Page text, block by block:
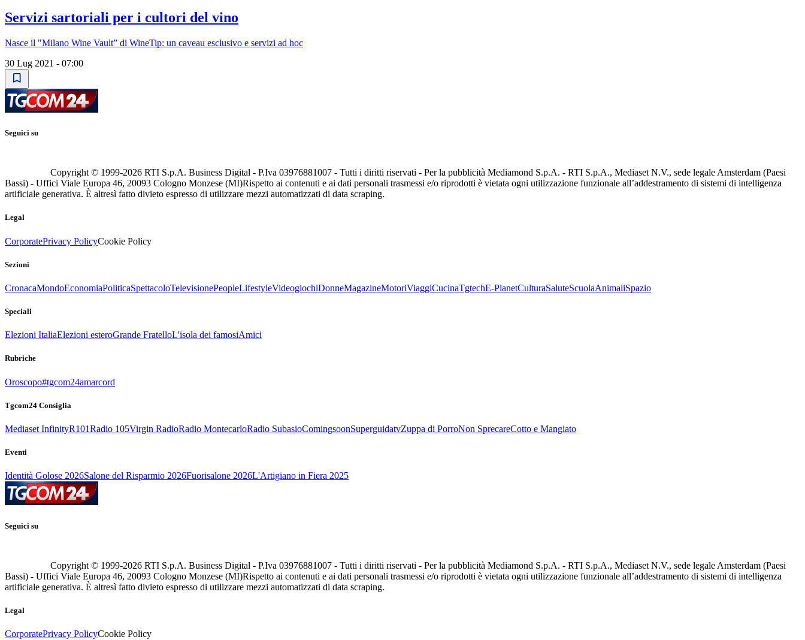
Servizi sartoriali per i cultori del vino
Nasce il "Milano Wine Vault” di WineTip: un caveau esclusivo e servizi ad hoc
30 Lug 2021 - 07:00
Seguici su
Copyright © 1999-2026 RTI S.p.A. Business Digital - P.Iva 03976881007 - Tutti i diritti riservati - Per la pubblicità Mediamond S.p.A. - RTI S.p.A., Mediaset N.V., sede legale Amsterdam (Paesi
Bassi) - Uffici Viale Europa 46, 20093 Cologno Monzese (MI)Rispetto ai contenuti e ai dati personali trasmessi e/o riprodotti è vietata ogni utilizzazione funzionale all’addestramento di sistemi di intelligenza
artificiale generativa. È altresì fatto divieto espresso di utilizzare mezzi automatizzati di data scraping.
Legal
CorporatePrivacy PolicyCookie Policy
Sezioni
CronacaMondoEconomiaPoliticaSpettacoloTelevisionePeopleLifestyleVideogiochiDonneMagazineMotoriViaggiCucinaTgtechE-PlanetCulturaSaluteScuolaAnimaliSpazio
Speciali
Elezioni ItaliaElezioni esteroGrande FratelloL'isola dei famosiAmici
Rubriche
Oroscopo#tgcom24amarcord
Tgcom24 Consiglia
Mediaset InfinityR101Radio 105Virgin RadioRadio MontecarloRadio SubasioComingsoonSuperguidatvZuppa di PorroNon SprecareCotto e Mangiato
Eventi
Identità Golose 2026Salone del Risparmio 2026Fuorisalone 2026L'Artigiano in Fiera 2025
Seguici su
Copyright © 1999-2026 RTI S.p.A. Business Digital - P.Iva 03976881007 - Tutti i diritti riservati - Per la pubblicità Mediamond S.p.A. - RTI S.p.A., Mediaset N.V., sede legale Amsterdam (Paesi
Bassi) - Uffici Viale Europa 46, 20093 Cologno Monzese (MI)Rispetto ai contenuti e ai dati personali trasmessi e/o riprodotti è vietata ogni utilizzazione funzionale all’addestramento di sistemi di intelligenza
artificiale generativa. È altresì fatto divieto espresso di utilizzare mezzi automatizzati di data scraping.
Legal
CorporatePrivacy PolicyCookie Policy